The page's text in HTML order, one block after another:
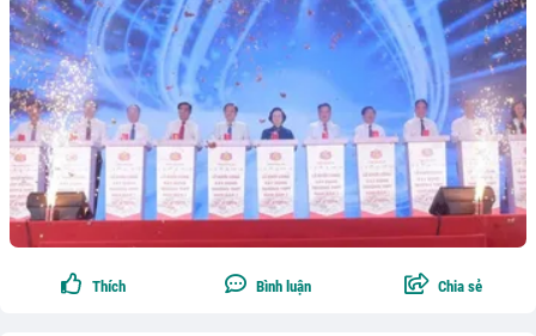
Thích Bình luận Chia sẻ